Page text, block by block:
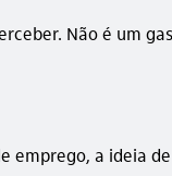
Não é um
emprego, a ideia